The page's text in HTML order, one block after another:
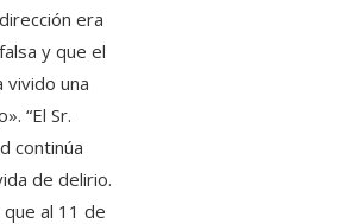
era
y que el
vivido una
“El Sr.
continúa
de delirio.
que al 11 de